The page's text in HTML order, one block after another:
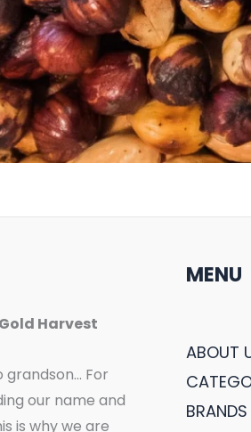
Harvest
For
our name and
is why we are
MENU
ABOUT
BRANDS